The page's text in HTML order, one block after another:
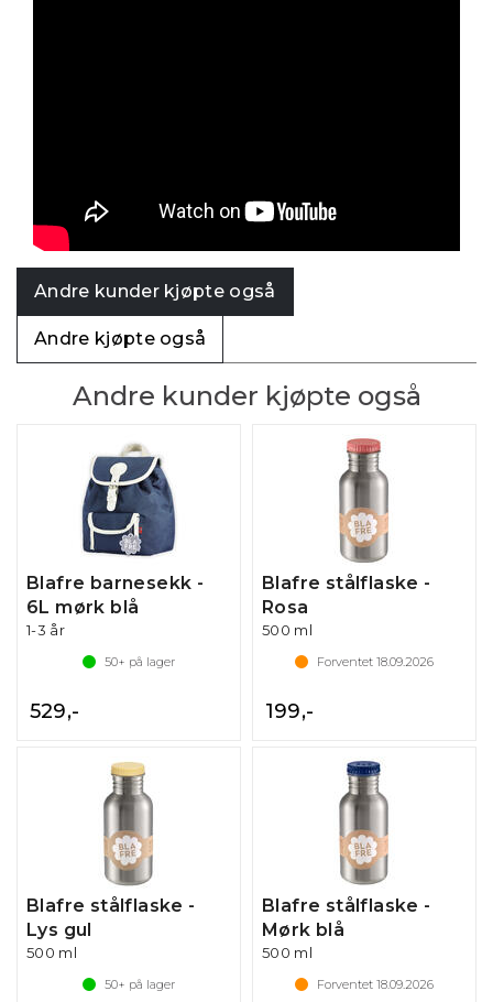
Andre kunder kjøpte også
Andre kjøpte også
Andre kunder kjøpte også
Blafre barnesekk -
6L mørk blå
1-3 år
50+ på lager
529,-
Blafre stålflaske -
Rosa
500 ml
Forventet 18.09.2026
199,-
Blafre stålflaske -
Lys gul
500 ml
50+ på lager
Blafre stålflaske -
Mørk blå
500 ml
Forventet 18.09.2026